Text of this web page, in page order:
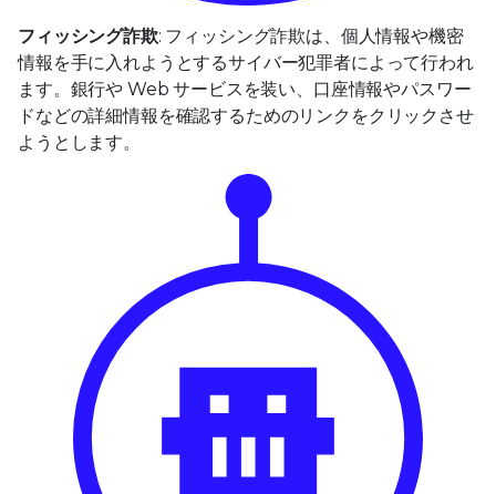
フィッシング詐欺: フィッシング詐欺は、個人情報や機密
情報を手に入れようとするサイバー犯罪者によって行われ
ます。銀行や Web サービスを装い、口座情報やパスワー
ドなどの詳細情報を確認するためのリンクをクリックさせ
ようとします。